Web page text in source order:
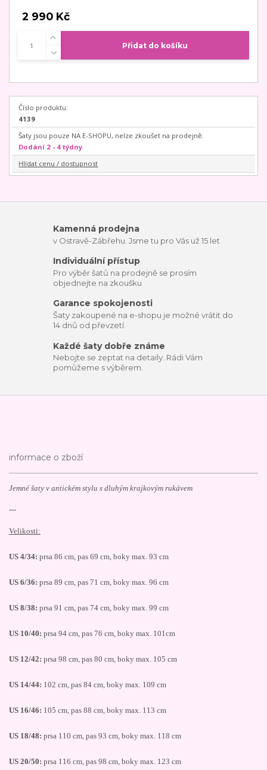
2 990 Kč
Přidat do košíku
Číslo produktu:
4139
Šaty jsou pouze NA E-SHOPU, nelze zkoušet na prodejně:
Dodání 2 - 4 týdny
Hlídat cenu / dostupnost
Kamenná prodejna
v Ostravě-Zábřehu. Jsme tu pro Vás už 15 let
Individuální přístup
Pro výběr šatů na prodejně se prosím
objednejte na zkoušku
Garance spokojenosti
Šaty zakoupené na e-shopu je možné vrátit do
14 dnů od převzetí.
Každé šaty dobře známe
Nebojte se zeptat na detaily. Rádi Vám
pomůžeme s výběrem.
informace o zboží
Jemné šaty v antickém stylu s dluhým krajkovým rukávem
---
Velikosti:
US 4/34: prsa 86 cm, pas 69 cm, boky max. 93 cm
US 6/36: prsa 89 cm, pas 71 cm, boky max. 96 cm
US 8/38: prsa 91 cm, pas 74 cm, boky max. 99 cm
US 10/40: prsa 94 cm, pas 76 cm, boky max. 101cm
US 12/42: prsa 98 cm, pas 80 cm, boky max. 105 cm
US 14/44: 102 cm, pas 84 cm, boky max. 109 cm
US 16/46: 105 cm, pas 88 cm, boky max. 113 cm
US 18/48: prsa 110 cm, pas 93 cm, boky max. 118 cm
US 20/50: prsa 116 cm, pas 98 cm, boky max. 123 cm